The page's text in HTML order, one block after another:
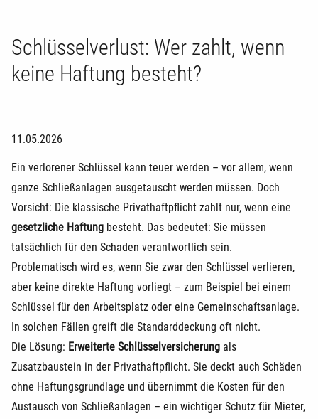
Schlüsselverlust: Wer zahlt, wenn
keine Haftung besteht?
11.05.2026
Ein verlorener Schlüssel kann teuer werden – vor allem, wenn
ganze Schließanlagen ausgetauscht werden müssen. Doch
Vorsicht: Die klassische Privathaftpflicht zahlt nur, wenn eine
gesetzliche Haftung besteht. Das bedeutet: Sie müssen
tatsächlich für den Schaden verantwortlich sein.
Problematisch wird es, wenn Sie zwar den Schlüssel verlieren,
aber keine direkte Haftung vorliegt – zum Beispiel bei einem
Schlüssel für den Arbeitsplatz oder eine Gemeinschaftsanlage.
In solchen Fällen greift die Standarddeckung oft nicht.
Die Lösung: Erweiterte Schlüsselversicherung als
Zusatzbaustein in der Privathaftpflicht. Sie deckt auch Schäden
ohne Haftungsgrundlage und übernimmt die Kosten für den
Austausch von Schließanlagen – ein wichtiger Schutz für Mieter,